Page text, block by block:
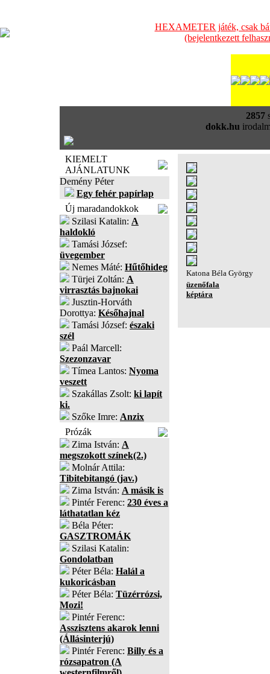
HEXAMETER játék, csak
(bejelentkezett
2857
dokk.hu
KIEMELT
AJÁNLATUNK
Demény Péter
Egy fehér papírlap
Új maradandokkok
Szilasi Katalin: A
haldokló
Tamási József:
üvegember
Nemes Máté: Hűtőhideg
Türjei Zoltán: A
virrasztás bajnokai
Jusztin-Horváth
Dorottya: Későhajnal
Tamási József: északi
szél
Paál Marcell:
Szezonzavar
Tímea Lantos: Nyoma
veszett
Szakállas Zsolt: ki lapít
ki.
Szőke Imre: Anzix
Prózák
Zima István: A
megszokott színek(2.)
Molnár Attila:
Tibitebitangó (jav.)
Zima István: A másik is
Pintér Ferenc: 230 éves a
láthatatlan kéz
Béla Péter:
GASZTROMÁK
Szilasi Katalin:
Gondolatban
Péter Béla: Halál a
kukoricásban
Péter Béla: Tüzérrózsi,
Mozi!
Pintér Ferenc:
Asszisztens akarok lenni
(Állásinterjú)
Pintér Ferenc: Billy és a
rózsapatron (A
Katona Béla György
üzenőfala
képtára